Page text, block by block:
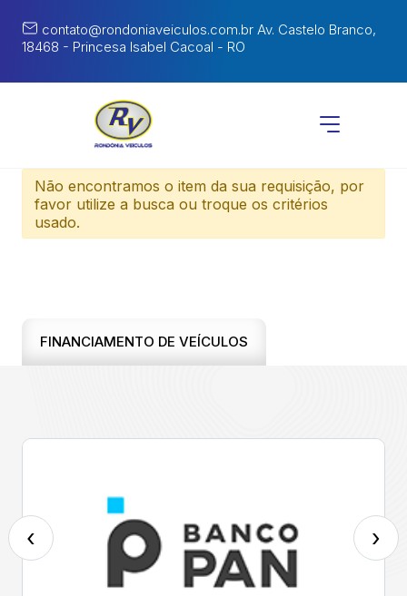
contato@rondoniaveiculos.com.br Av. Castelo Branco,
18468 - Princesa Isabel Cacoal - RO
Não encontramos o item da sua requisição, por
favor utilize a busca ou troque os critérios
usado.
FINANCIAMENTO DE VEÍCULOS
‹ ›